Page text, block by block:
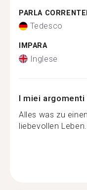
PARLA
Tedesco
IMPARA
Inglese
I miei
Alles was zu
liebevollen Leben...